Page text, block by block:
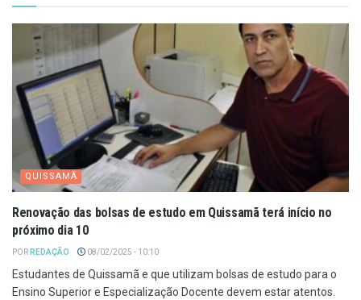
QUISSAMÃ
Renovação das bolsas de estudo em Quissamã terá início no
próximo dia 10
POR REDAÇÃO 08/02/2025 - 10:10
Estudantes de Quissamã e que utilizam bolsas de estudo para o
Ensino Superior e Especialização Docente devem estar atentos.